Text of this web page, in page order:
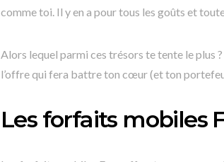
comme toi. Il y en a pour tous les goûts et
Alors lequel parmi ces trésors te tente le plus
l’offre qui fera battre ton cœur (et ton
Les forfaits mobiles